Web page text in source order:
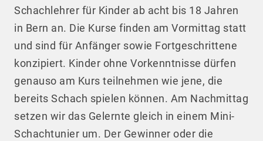
Schachlehrer für Kinder ab acht bis 18 Jahren
in Bern an. Die Kurse finden am Vormittag statt
und sind für Anfänger sowie Fortgeschrittene
konzipiert. Kinder ohne Vorkenntnisse dürfen
genauso am Kurs teilnehmen wie jene, die
bereits Schach spielen können. Am Nachmittag
setzen wir das Gelernte gleich in einem Mini-
Schachtunier um. Der Gewinner oder die